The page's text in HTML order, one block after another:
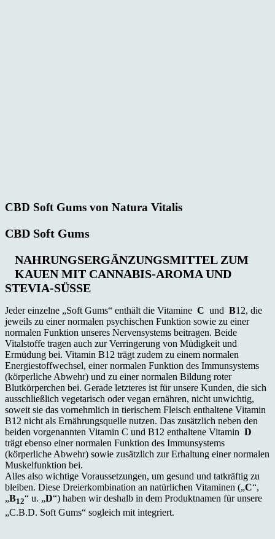
CBD Soft Gums von Natura Vitalis
CBD Soft Gums
NAHRUNGSERGÄNZUNGSMITTEL ZUM
KAUEN MIT CANNABIS-AROMA UND
STEVIA-SÜSSE
Jeder einzelne „Soft Gums“ enthält die Vitamine C und B12, die
jeweils zu einer normalen psychischen Funktion sowie zu einer
normalen Funktion unseres Nervensystems beitragen. Beide
Vitalstoffe tragen auch zur Verringerung von Müdigkeit und
Ermüdung bei. Vitamin B12 trägt zudem zu einem normalen
Energiestoffwechsel, einer normalen Funktion des Immunsystems
(körperliche Abwehr) und zu einer normalen Bildung roter
Blutkörperchen bei. Gerade letzteres ist für unsere Kunden, die sich
ausschließlich vegetarisch oder vegan ernähren, nicht unwichtig,
soweit sie das vornehmlich in tierischem Fleisch enthaltene Vitamin
B12 nicht als Ernährungsquelle nutzen. Das zusätzlich neben den
beiden vorgenannten Vitamin C und B12 enthaltene Vitamin D
trägt ebenso einer normalen Funktion des Immunsystems
(körperliche Abwehr) sowie zusätzlich zur Erhaltung einer normalen
Muskelfunktion bei.
Alles also wichtige Voraussetzungen, um gesund und tatkräftig zu
bleiben. Diese Dreierkombination an natürlichen Vitaminen („C“,
„B12“ u. „D“) haben wir deshalb in dem Produktnamen für unsere
„C.B.D. Soft Gums“ sogleich mit integriert.